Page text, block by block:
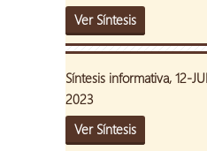
Ver Síntesis
Síntesis informativa, 12-
2023
Ver Síntesis